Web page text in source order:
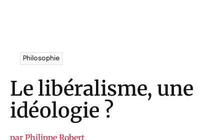
Philosophie
Le libéralisme, une
idéologie ?
par Philippe Robert